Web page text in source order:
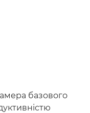
базового